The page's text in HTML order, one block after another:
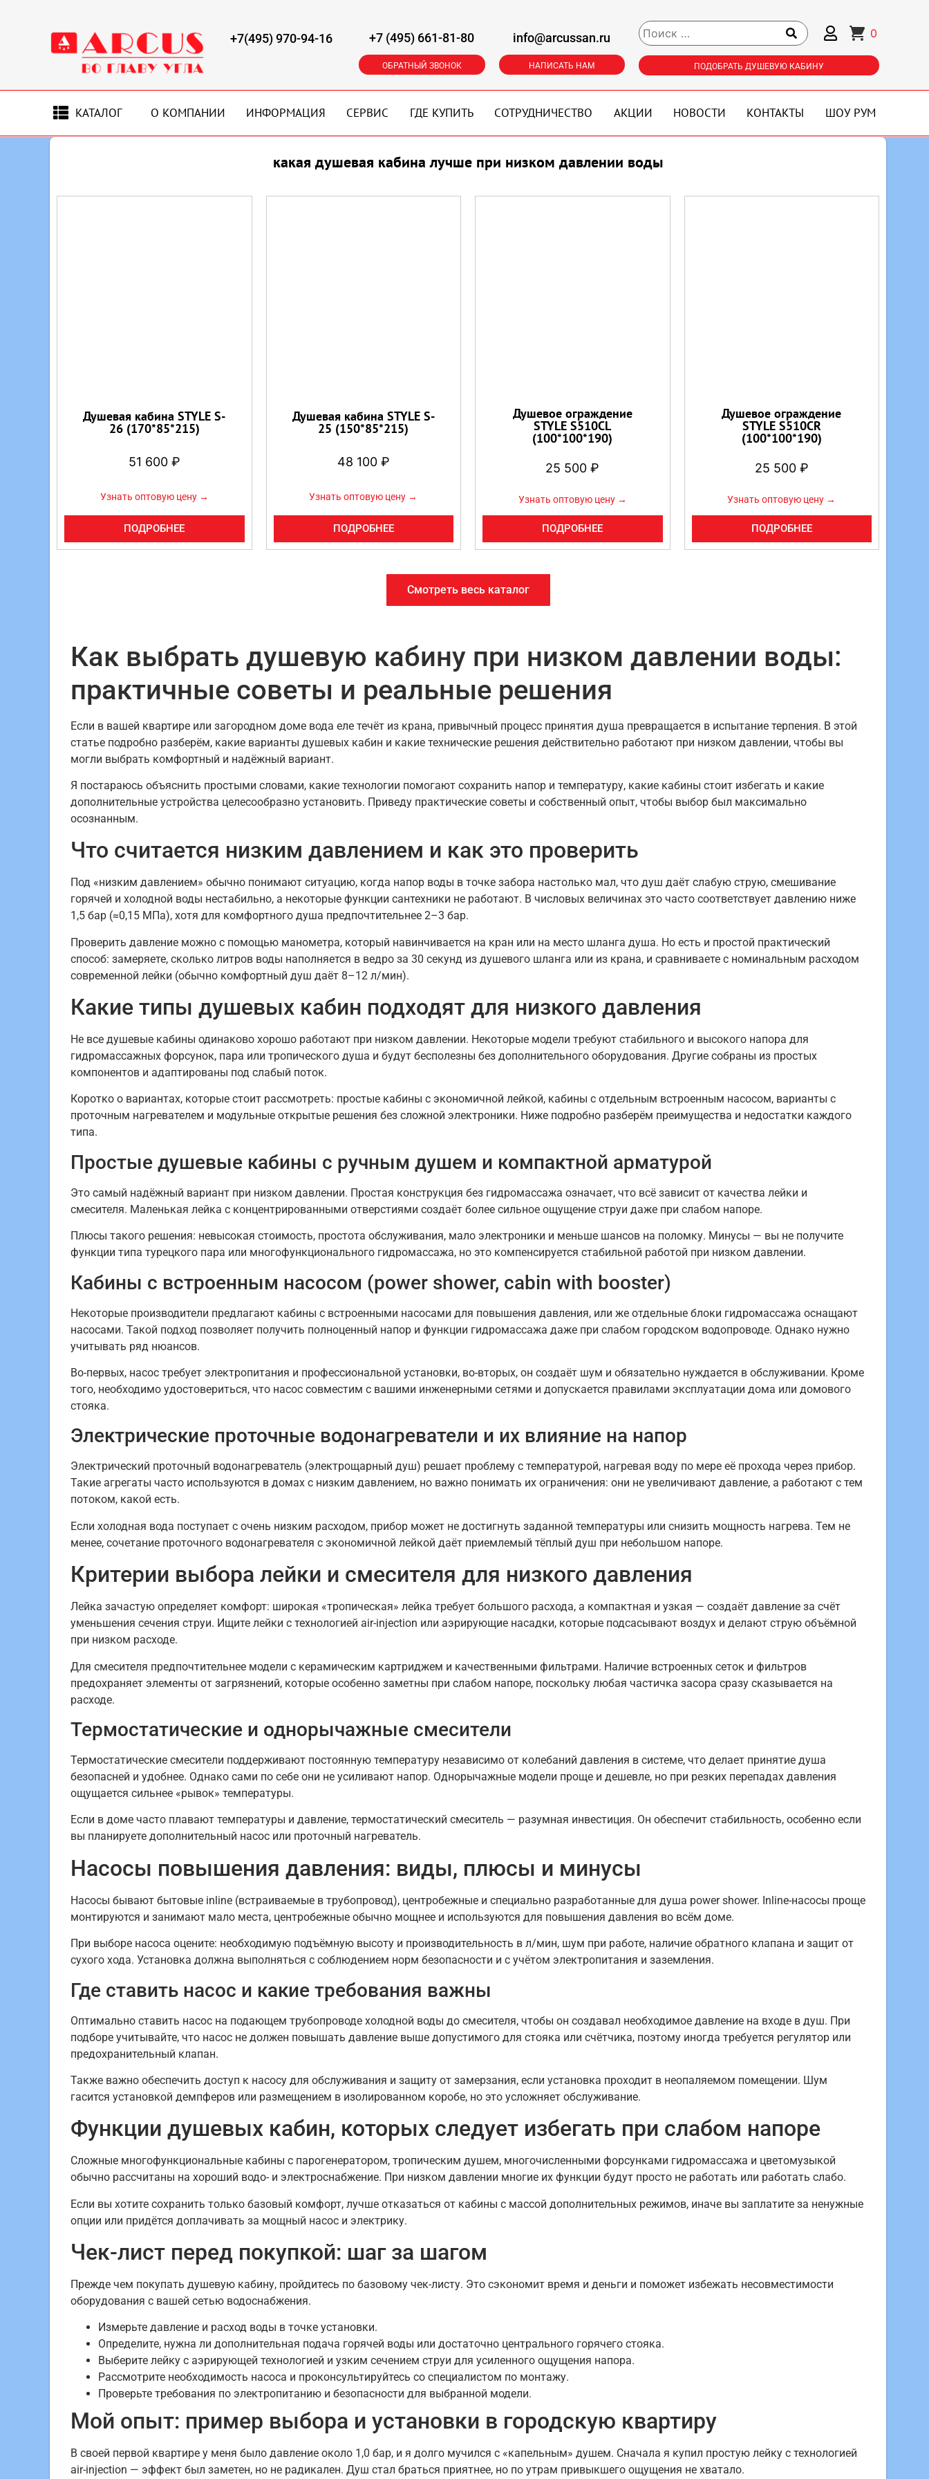
+7(495) 970-94-16 +7 (495) 661-81-80
ОБРАТНЫЙ ЗВОНОК
info@arcussan.ru
НАПИСАТЬ НАМ
0
ПОДОБРАТЬ ДУШЕВУЮ КАБИНУ
КАТАЛОГ О КОМПАНИИ ИНФОРМАЦИЯ СЕРВИС ГДЕ КУПИТЬ СОТРУДНИЧЕСТВО АКЦИИ НОВОСТИ КОНТАКТЫ ШОУ РУМ
какая душевая кабина лучше при низком давлении воды
Душевая кабина STYLE S-
26 (170*85*215)
51 600 ₽
Узнать оптовую цену →
ПОДРОБНЕЕ
Душевая кабина STYLE S-
25 (150*85*215)
48 100 ₽
Узнать оптовую цену →
ПОДРОБНЕЕ
Душевое ограждение
STYLE S510CL
(100*100*190)
25 500₽
Узнать оптовую цену →
ПОДРОБНЕЕ
Душевое ограждение
STYLE S510CR
(100*100*190)
25 500 ₽
Узнать оптовую цену →
ПОДРОБНЕЕ
Смотреть весь каталог
Как выбрать душевую кабину при низком давлении воды:
практичные советы и реальные решения
Если в вашей квартире или загородном доме вода еле течёт из крана, привычный процесс принятия душа превращается в испытание терпения. В этой
статье подробно разберём, какие варианты душевых кабин и какие технические решения действительно работают при низком давлении, чтобы вы
могли выбрать комфортный и надёжный вариант.
Я постараюсь объяснить простыми словами, какие технологии помогают сохранить напор и температуру, какие кабины стоит избегать и какие
дополнительные устройства целесообразно установить. Приведу практические советы и собственный опыт, чтобы выбор был максимально
осознанным.
Что считается низким давлением и как это проверить
Под «низким давлением» обычно понимают ситуацию, когда напор воды в точке забора настолько мал, что душ даёт слабую струю, смешивание
горячей и холодной воды нестабильно, а некоторые функции сантехники не работают. В числовых величинах это часто соответствует давлению ниже
1,5 бар (≈0,15 МПа), хотя для комфортного душа предпочтительнее 2–3 бар.
Проверить давление можно с помощью манометра, который навинчивается на кран или на место шланга душа. Но есть и простой практический
способ: замеряете, сколько литров воды наполняется в ведро за 30 секунд из душевого шланга или из крана, и сравниваете с номинальным расходом
современной лейки (обычно комфортный душ даёт 8–12 л/мин).
Какие типы душевых кабин подходят для низкого давления
Не все душевые кабины одинаково хорошо работают при низком давлении. Некоторые модели требуют стабильного и высокого напора для
гидромассажных форсунок, пара или тропического душа и будут бесполезны без дополнительного оборудования. Другие собраны из простых
компонентов и адаптированы под слабый поток.
Коротко о вариантах, которые стоит рассмотреть: простые кабины с экономичной лейкой, кабины с отдельным встроенным насосом, варианты с
проточным нагревателем и модульные открытые решения без сложной электроники. Ниже подробно разберём преимущества и недостатки каждого
типа.
Простые душевые кабины с ручным душем и компактной арматурой
Это самый надёжный вариант при низком давлении. Простая конструкция без гидромассажа означает, что всё зависит от качества лейки и
смесителя. Маленькая лейка с концентрированными отверстиями создаёт более сильное ощущение струи даже при слабом напоре.
Плюсы такого решения: невысокая стоимость, простота обслуживания, мало электроники и меньше шансов на поломку. Минусы — вы не получите
функции типа турецкого пара или многофункционального гидромассажа, но это компенсируется стабильной работой при низком давлении.
Кабины с встроенным насосом (power shower, cabin with booster)
Некоторые производители предлагают кабины с встроенными насосами для повышения давления, или же отдельные блоки гидромассажа оснащают
насосами. Такой подход позволяет получить полноценный напор и функции гидромассажа даже при слабом городском водопроводе. Однако нужно
учитывать ряд нюансов.
Во-первых, насос требует электропитания и профессиональной установки, во-вторых, он создаёт шум и обязательно нуждается в обслуживании. Кроме
того, необходимо удостовериться, что насос совместим с вашими инженерными сетями и допускается правилами эксплуатации дома или домового
стояка.
Электрические проточные водонагреватели и их влияние на напор
Электрический проточный водонагреватель (электрощарный душ) решает проблему с температурой, нагревая воду по мере её прохода через прибор.
Такие агрегаты часто используются в домах с низким давлением, но важно понимать их ограничения: они не увеличивают давление, а работают с тем
потоком, какой есть.
Если холодная вода поступает с очень низким расходом, прибор может не достигнуть заданной температуры или снизить мощность нагрева. Тем не
менее, сочетание проточного водонагревателя с экономичной лейкой даёт приемлемый тёплый душ при небольшом напоре.
Критерии выбора лейки и смесителя для низкого давления
Лейка зачастую определяет комфорт: широкая «тропическая» лейка требует большого расхода, а компактная и узкая — создаёт давление за счёт
уменьшения сечения струи. Ищите лейки с технологией air-injection или аэрирующие насадки, которые подсасывают воздух и делают струю объёмной
при низком расходе.
Для смесителя предпочтительнее модели с керамическим картриджем и качественными фильтрами. Наличие встроенных сеток и фильтров
предохраняет элементы от загрязнений, которые особенно заметны при слабом напоре, поскольку любая частичка засора сразу сказывается на
расходе.
Термостатические и однорычажные смесители
Термостатические смесители поддерживают постоянную температуру независимо от колебаний давления в системе, что делает принятие душа
безопасней и удобнее. Однако сами по себе они не усиливают напор. Однорычажные модели проще и дешевле, но при резких перепадах давления
ощущается сильнее «рывок» температуры.
Если в доме часто плавают температуры и давление, термостатический смеситель — разумная инвестиция. Он обеспечит стабильность, особенно если
вы планируете дополнительный насос или проточный нагреватель.
Насосы повышения давления: виды, плюсы и минусы
Насосы бывают бытовые inline (встраиваемые в трубопровод), центробежные и специально разработанные для душа power shower. Inline-насосы проще
монтируются и занимают мало места, центробежные обычно мощнее и используются для повышения давления во всём доме.
При выборе насоса оцените: необходимую подъёмную высоту и производительность в л/мин, шум при работе, наличие обратного клапана и защит от
сухого хода. Установка должна выполняться с соблюдением норм безопасности и с учётом электропитания и заземления.
Где ставить насос и какие требования важны
Оптимально ставить насос на подающем трубопроводе холодной воды до смесителя, чтобы он создавал необходимое давление на входе в душ. При
подборе учитывайте, что насос не должен повышать давление выше допустимого для стояка или счётчика, поэтому иногда требуется регулятор или
предохранительный клапан.
Также важно обеспечить доступ к насосу для обслуживания и защиту от замерзания, если установка проходит в неопаляемом помещении. Шум
гасится установкой демпферов или размещением в изолированном коробе, но это усложняет обслуживание.
Функции душевых кабин, которых следует избегать при слабом напоре
Сложные многофункциональные кабины с парогенератором, тропическим душем, многочисленными форсунками гидромассажа и цветомузыкой
обычно рассчитаны на хороший водо- и электроснабжение. При низком давлении многие их функции будут просто не работать или работать слабо.
Если вы хотите сохранить только базовый комфорт, лучше отказаться от кабины с массой дополнительных режимов, иначе вы заплатите за ненужные
опции или придётся доплачивать за мощный насос и электрику.
Чек-лист перед покупкой: шаг за шагом
Прежде чем покупать душевую кабину, пройдитесь по базовому чек-листу. Это сэкономит время и деньги и поможет избежать несовместимости
оборудования с вашей сетью водоснабжения.
Измерьте давление и расход воды в точке установки.
Определите, нужна ли дополнительная подача горячей воды или достаточно центрального горячего стояка.
Выберите лейку с аэрирующей технологией и узким сечением струи для усиленного ощущения напора.
Рассмотрите необходимость насоса и проконсультируйтесь со специалистом по монтажу.
Проверьте требования по электропитанию и безопасности для выбранной модели.
Мой опыт: пример выбора и установки в городскую квартиру
В своей первой квартире у меня было давление около 1,0 бар, и я долго мучился с «капельным» душем. Сначала я купил простую лейку с технологией
air-injection — эффект был заметен, но не радикален. Душ стал браться приятнее, но по утрам привыкшего ощущения не хватало.